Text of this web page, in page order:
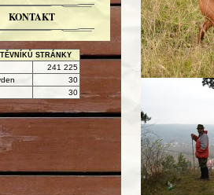
KONTAKT
STRÁNKY
241 225
30
30